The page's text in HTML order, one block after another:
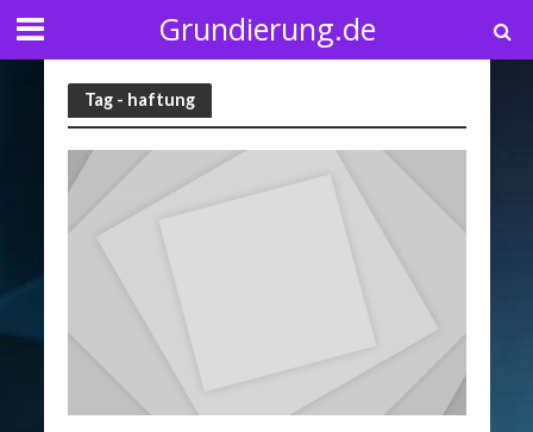
Grundierung.de
Tag - haftung